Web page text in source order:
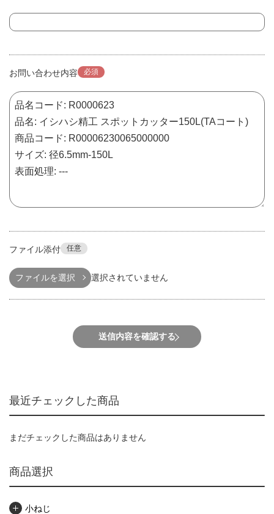
お問い合わせ内容 必須
ファイル添付 任意
ファイルを選択 選択されていません
送信内容を確認する
最近チェックした商品
まだチェックした商品はありません
商品選択
小ねじ